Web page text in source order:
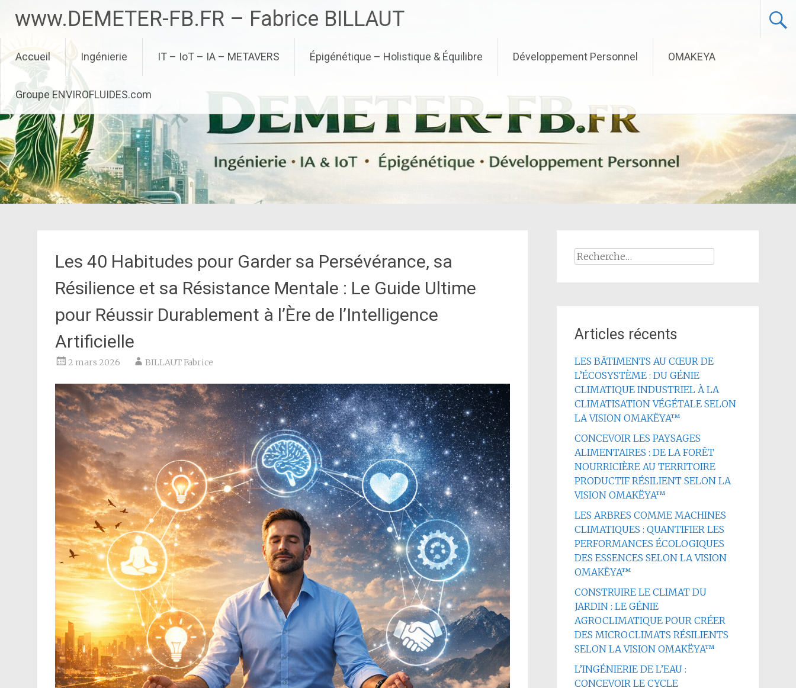
contenu
www.DEMETER-FB.FR – Fabrice BILLAUT
Accueil Ingénierie IT – IoT – IA – METAVERS Épigénétique – Holistique & Équilibre Développement Personnel OMAKEYA
Groupe ENVIROFLUIDES.com
Les 40 Habitudes pour Garder sa Persévérance, sa
Résilience et sa Résistance Mentale : Le Guide Ultime
pour Réussir Durable­ment à l’Ère de l’Intelligence
Artificielle
2 mars 2026 BILLAUT Fabrice
Rechercher :
Articles récents
LES BÂTIMENTS AU CŒUR DE
L’ÉCOSYSTÈME : DU GÉNIE
CLIMATIQUE INDUSTRIEL À LA
CLIMATISATION VÉGÉTALE SELON
LA VISION OMAKËYA™
CONCEVOIR LES PAYSAGES
ALIMENTAIRES : DE LA FORÊT
NOURRICIÈRE AU TERRITOIRE
PRODUCTIF RÉSILIENT SELON LA
VISION OMAKËYA™
LES ARBRES COMME MACHINES
CLIMATIQUES : QUANTIFIER LES
PERFORMANCES ÉCOLOGIQUES
DES ESSENCES SELON LA VISION
OMAKËYA™
CONSTRUIRE LE CLIMAT DU
JARDIN : LE GÉNIE
AGROCLIMATIQUE POUR CRÉER
DES MICROCLIMATS RÉSILIENTS
SELON LA VISION OMAKËYA™
L’INGÉNIERIE DE L’EAU :
CONCEVOIR LE CYCLE